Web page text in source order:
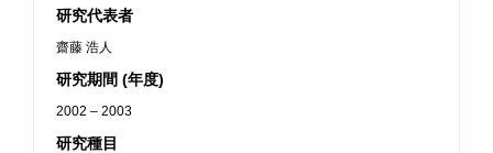
研究代表者
齋藤 浩人
研究期間 (年度)
2002 – 2003
研究種目